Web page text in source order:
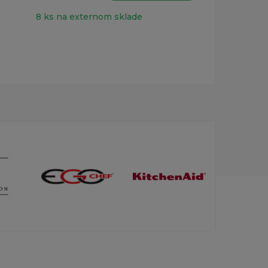
8 ks na externom sklade